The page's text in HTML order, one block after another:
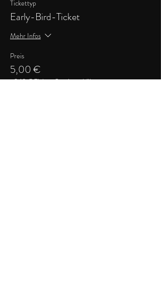
Tickettyp
Early-Bird-Ticket
Mehr Infos
Preis
5,00 €
+0,13 € Ticket-Servicegebühr